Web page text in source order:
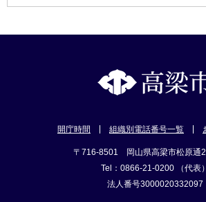
開庁時間 組織別電話番号一覧
〒716-8501 岡山県高梁市松原通
Tel：0866-21-0200 （代表）
法人番号3000020332097